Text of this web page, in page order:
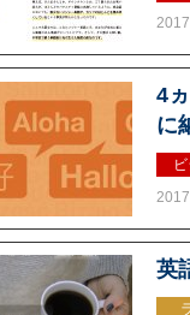
4
に
英